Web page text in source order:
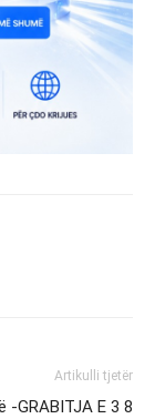
Artikulli tjetër
-GRABITJA E 3 8